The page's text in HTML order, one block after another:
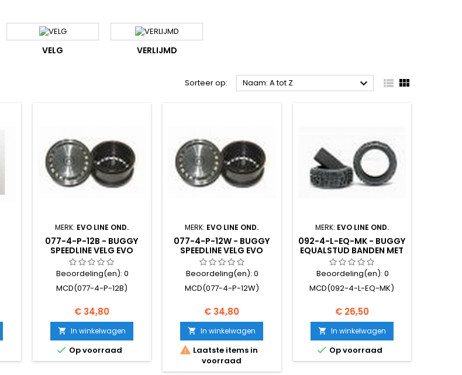
VELG VERLIJMD
Sorteer op: Naam: A tot Z   
MERK: EVO LINE OND.
077-4-P-12B - BUGGY
SPEEDLINE VELG EVO
(ZWART) 2ST.
Beoordeling(en): 0
MCD(077-4-P-12B)
Prijs
€ 34,80
 In winkelwagen
 Op voorraad
MERK: EVO LINE OND.
077-4-P-12W - BUGGY
SPEEDLINE VELG EVO
(WIT) 2ST.
Beoordeling(en):0
MCD(077-4-P-12W)
Prijs
€ 34,80
 In winkelwagen
 Laatste items in
voorraad
MERK: EVO LINE OND.
092-4-L-EQ-MK - BUGGY
EQUALSTUD BANDEN MET
INLAY WHITESPOT 2
Beoordeling(en): 0
MCD(092-4-L-EQ-MK)
Prijs
€ 26,50
 In winkelwagen
 Op voorraad